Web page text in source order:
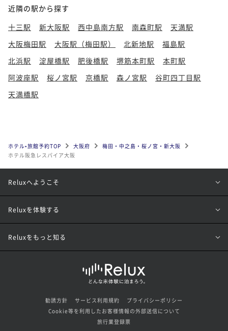
近隣の駅から探す
十三駅
新大阪駅 西中島南方駅 南森町駅
天満駅
大阪梅田駅
大阪駅（梅田駅） 北新地駅
福島駅
北浜駅
淀屋橋駅 肥後橋駅 堺筋本町駅
本町駅
阿波座駅
桜ノ宮駅 京橋駅 森ノ宮駅
谷町四丁目駅
天満橋駅
ホテル•旅館予約TOP 大阪府
梅田・中之島・桜ノ宮・新大阪
ホテル阪急レスパイア大阪
Reluxへようこそ
Reluxを体験する
Reluxをもっと知る
勧誘方針 サービス利用規約
プライバシーポリシー
Cookie等を利用したお客様情報の外部送信について
旅行業登録票